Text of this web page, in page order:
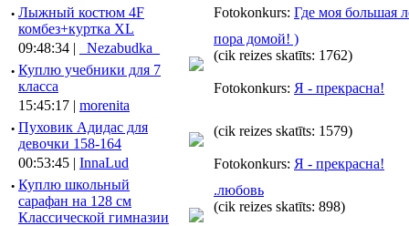
· Лыжный костюм 4F
комбез+куртка XL
09:48:34 |
_Nezabudka_
· Куплю учебники для 7
класса
15:45:17 | morenita
· Пуховик Адидас для
девочки 158-164
00:53:45 | InnaLud
· Куплю школьный
сарафан на 128 см
Классической гимназии
Fotokonkurs: Где моя большая
пора домой! )
(cik reizes skatīts: 1762)
Fotokonkurs: Я - прекрасна!
(cik reizes skatīts: 1579)
Fotokonkurs: Я - прекрасна!
.любовь
(cik reizes skatīts: 898)